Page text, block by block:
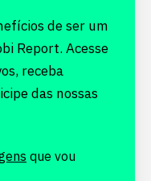
de ser um
Report. Acesse
receba
das nossas
que vou